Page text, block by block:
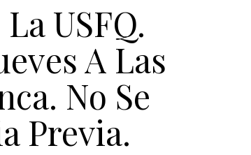
USFQ.
A Las
No Se
Previa.